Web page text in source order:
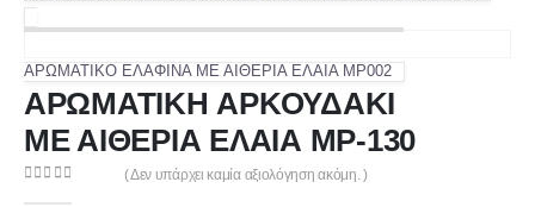
ΑΡΩΜΑΤΙΚΟ ΕΛΑΦΙΝΑ ΜΕ ΑΙΘΕΡΙΑ ΕΛΑΙΑ MP002
ΑΡΩΜΑΤΙΚH ΑΡΚΟΥΔΑΚΙ
ΜΕ ΑΙΘΕΡΙΑ ΕΛΑΙΑ MP-130
( Δεν υπάρχει καμία αξιολόγηση ακόμη. )